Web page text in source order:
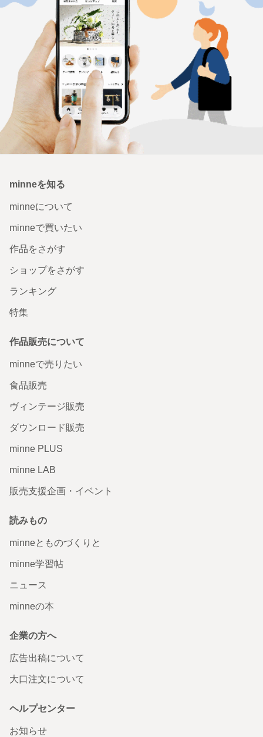
minneを知る
minneについて
minneで買いたい
作品をさがす
ショップをさがす
ランキング
特集
作品販売について
minneで売りたい
食品販売
ヴィンテージ販売
ダウンロード販売
minne PLUS
minne LAB
販売支援企画・イベント
読みもの
minneとものづくりと
minne学習帖
ニュース
minneの本
企業の方へ
広告出稿について
大口注文について
ヘルプセンター
お知らせ